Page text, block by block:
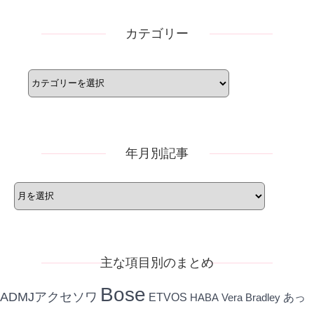
カテゴリー
年月別記事
主な項目別のまとめ
ADMJアクセソワ Bose ETVOS HABA Vera Bradley あっ